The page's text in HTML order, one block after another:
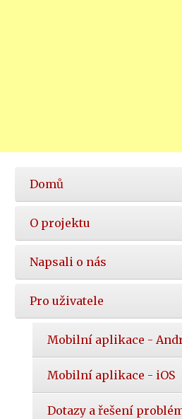
Hlavní
nabídka
Domů
O projektu
Napsali o nás
Pro uživatele
Mobilní aplikace -
Mobilní aplikace - iOS
Dotazy a řešení